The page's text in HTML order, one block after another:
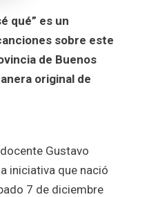
qué” es un
sobre este
de Buenos
original de
Gustavo
iniciativa que nació
7 de diciembre